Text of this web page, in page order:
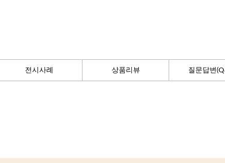
전시사례 상품리뷰 질문답변